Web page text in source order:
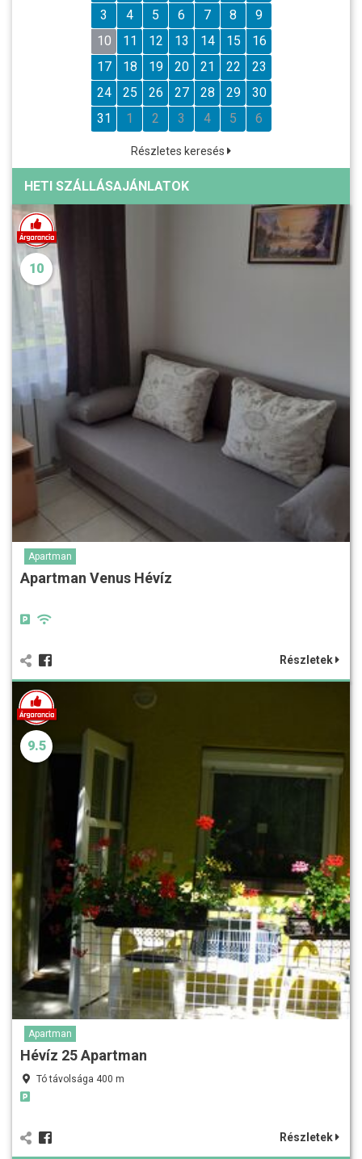
3 4 5 6 7 8
9
10
11 12 13 14 15
16
17
18 19 20 21 22
23
24
25 26 27 28 29
30
31
1 2 3 4 5 6
Részletes keresés
HETI SZÁLLÁSAJÁNLATOK
10
Apartman
Apartman Venus Hévíz
Részletek
9.5
Apartman
Hévíz 25 Apartman
Tó távolsága 400 m
Részletek